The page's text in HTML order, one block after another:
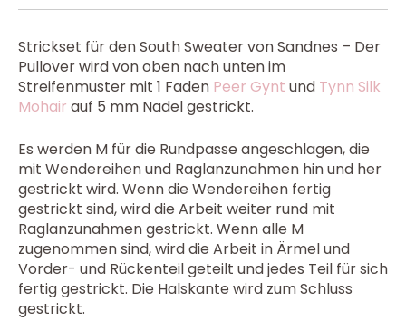
Strickset für den South Sweater von Sandnes – Der
Pullover wird von oben nach unten im
Streifenmuster mit 1 Faden Peer Gynt und Tynn Silk
Mohair auf 5 mm Nadel gestrickt.
Es werden M für die Rundpasse angeschlagen, die
mit Wendereihen und Raglanzunahmen hin und her
gestrickt wird. Wenn die Wendereihen fertig
gestrickt sind, wird die Arbeit weiter rund mit
Raglanzunahmen gestrickt. Wenn alle M
zugenommen sind, wird die Arbeit in Ärmel und
Vorder- und Rückenteil geteilt und jedes Teil für sich
fertig gestrickt. Die Halskante wird zum Schluss
gestrickt.